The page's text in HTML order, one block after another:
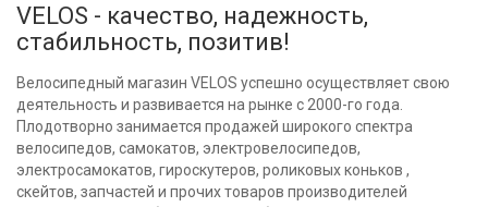
VELOS - качество, надежность,
стабильность, позитив!
Велосипедный магазин VELOS успешно осуществляет свою
деятельность и развивается на рынке с 2000-го года.
Плодотворно занимается продажей широкого спектра
велосипедов, самокатов, электровелосипедов,
электросамокатов, гироскутеров, роликовых коньков ,
скейтов, запчастей и прочих товаров производителей